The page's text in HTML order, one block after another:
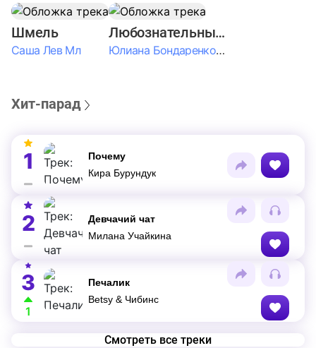
Шмель
Саша Лев Мл
Любознательные Дети
Юлиана Бондаренко & Амелия Колпакова & Егор Егоров & Валерия Шевченко & Ксюша Косичкина
Хит-парад
1
Почему
Кира Бурундук
2
Девчачий чат
Милана Учайкина
3
1
Печалик
Betsy & Чибинс
Смотреть все треки